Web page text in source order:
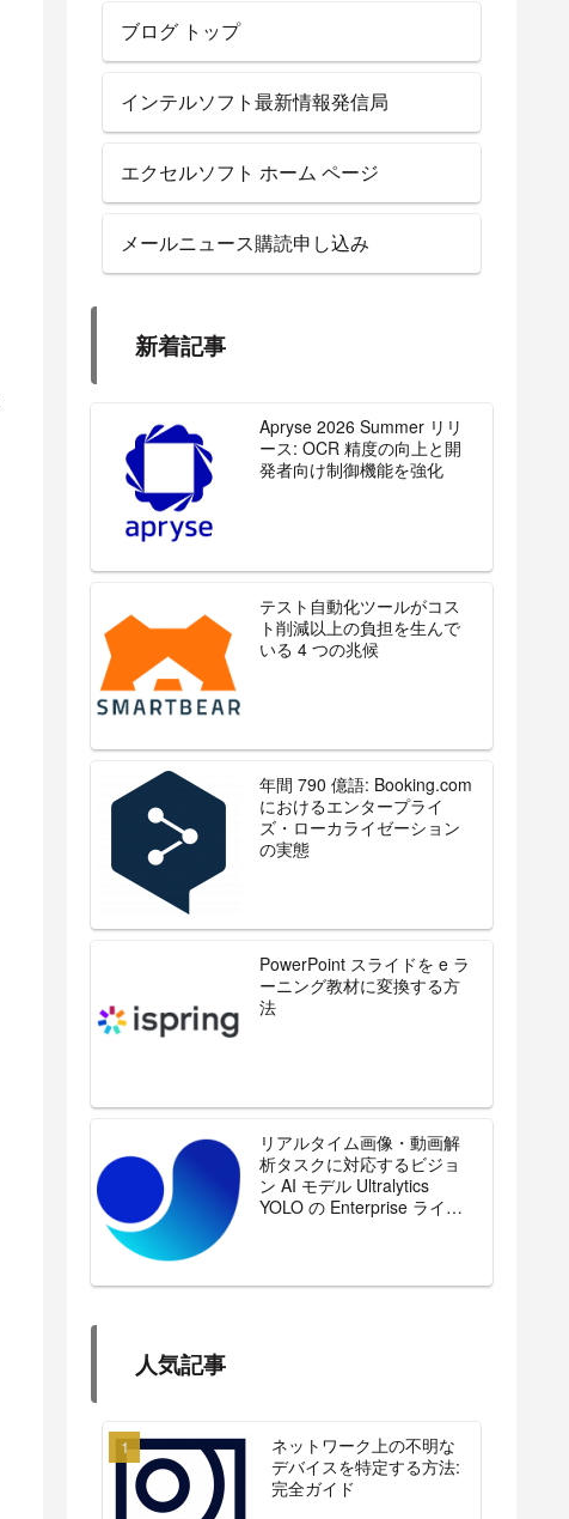
ブログ トップ
インテルソフト最新情報発信局
エクセルソフト ホーム ページ
メールニュース購読申し込み
新着記事
Apryse 2026 Summer リリ
ース: OCR 精度の向上と開
発者向け制御機能を強化
テスト自動化ツールがコス
ト削減以上の負担を生んで
いる 4 つの兆候
年間 790 億語: Booking.com
におけるエンタープライ
ズ・ローカライゼーション
の実態
PowerPoint スライドを e ラ
ーニング教材に変換する方
法
リアルタイム画像・動画解
析タスクに対応するビジョ
ン AI モデル Ultralytics
YOLO の Enterprise ライセ
人気記事
ネットワーク上の不明な
デバイスを特定する方法:
完全ガイド